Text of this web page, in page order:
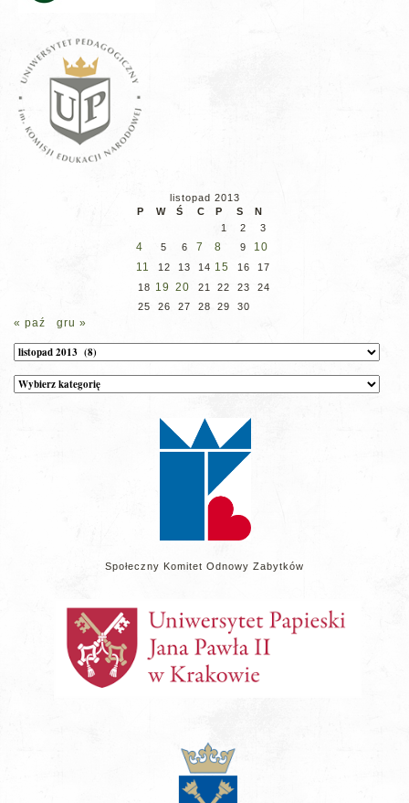
listopad 2013
P
W Ś C P S
N
1
2 3
4 5 6 7 8 9
10
11
12 13 14 15 16
17
18 19 20 21 22 23
24
25
26 27 28 29 30
« paź gru »
Archiwum
Kategorie
wpisów
Społeczny Komitet Odnowy Zabytków